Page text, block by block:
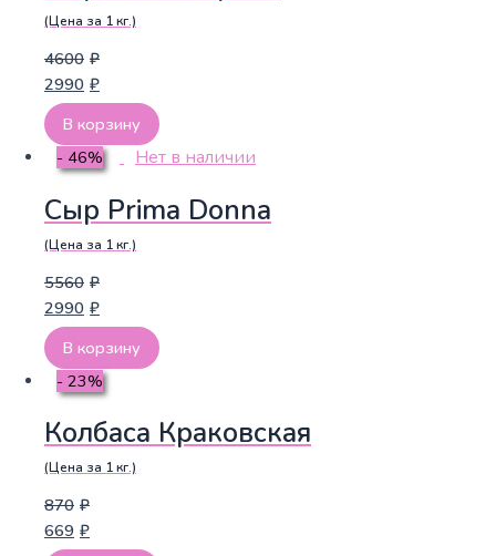
(Цена за 1 кг.)
4600 ₽
2990 ₽
В корзину
- 46%
Нет в наличии
Сыр Prima Donna
(Цена за 1 кг.)
5560 ₽
2990 ₽
В корзину
- 23%
Колбаса Краковская
(Цена за 1 кг.)
870 ₽
669 ₽